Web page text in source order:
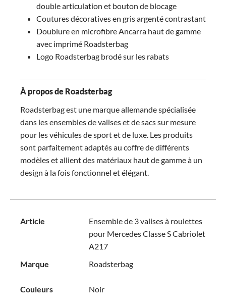
double articulation et bouton de blocage
Coutures décoratives en gris argenté contrastant
Doublure en microfibre Ancarra haut de gamme
avec imprimé Roadsterbag
Logo Roadsterbag brodé sur les rabats
À propos de Roadsterbag
Roadsterbag est une marque allemande spécialisée
dans les ensembles de valises et de sacs sur mesure
pour les véhicules de sport et de luxe. Les produits
sont parfaitement adaptés au coffre de différents
modèles et allient des matériaux haut de gamme à un
design à la fois fonctionnel et élégant.
Article
Ensemble de 3 valises à roulettes
pour Mercedes Classe S Cabriolet
A217
Marque
Roadsterbag
Couleurs Noir